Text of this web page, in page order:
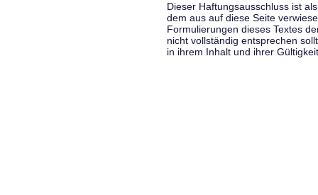
Dieser Haftungsausschluss ist
dem aus auf diese Seite
Formulierungen dieses Textes
nicht vollständig entsprechen
in ihrem Inhalt und ihrer